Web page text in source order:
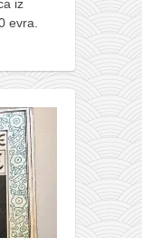
iz
evra.